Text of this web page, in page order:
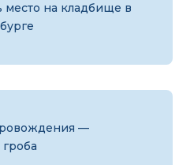
место на кладбище в
—